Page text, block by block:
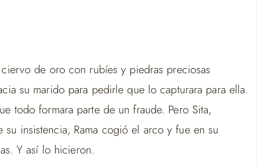
de oro con rubíes y piedras preciosas
su marido para pedirle que lo capturara para ella.
todo formara parte de un fraude. Pero Sita,
insistencia, Rama cogió el arco y fue en su
Y así lo hicieron.